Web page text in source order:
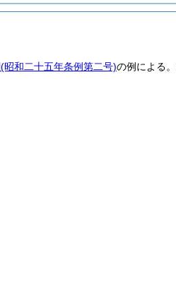
(昭和二十五年条例第二号)の例による。